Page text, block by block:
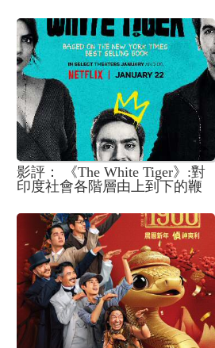
影評： 《The White Tiger》:對
印度社會各階層由上到下的鞭